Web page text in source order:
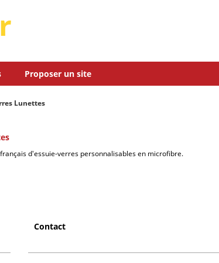
Proposer un site
Lunettes
d'essuie-verres personnalisables en microfibre.
Contact